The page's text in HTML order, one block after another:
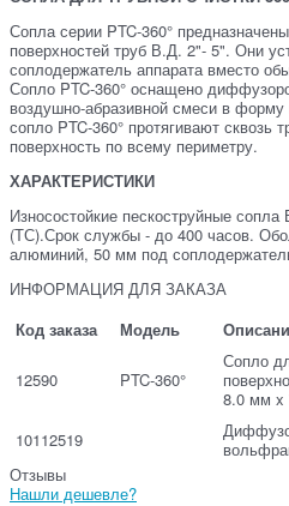
Сопла серии PTC-360°
поверхностей труб В.Д. 2"- 5". Они
соплодержатель аппарата вместо
Сопло PTC-360° оснащено
воздушно-абразивной смеси в
сопло PTC-360° протягивают
поверхность по всему периметру.
ХАРАКТЕРИСТИКИ
Износостойкие пескоструйные
(ТС).Срок службы - до 400 часов.
алюминий, 50 мм под
ИНФОРМАЦИЯ ДЛЯ ЗАКАЗА
Код заказа
Модель
12590 PTC-360°
Сопло
8.0 мм x
10112519
Отзывы
Нашли дешевле?